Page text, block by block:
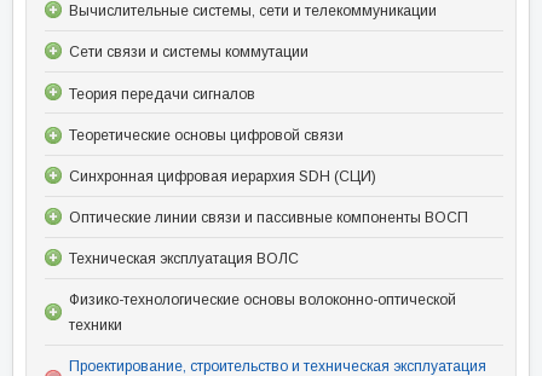
Вычислительные системы, сети и телекоммуникации
Сети связи и системы коммутации
Теория передачи сигналов
Теоретические основы цифровой связи
Синхронная цифровая иерархия SDH (СЦИ)
Оптические линии связи и пассивные компоненты ВОСП
Техническая эксплуатация ВОЛС
Физико-технологические основы волоконно-оптической
техники
Проектирование, строительство и техническая эксплуатация